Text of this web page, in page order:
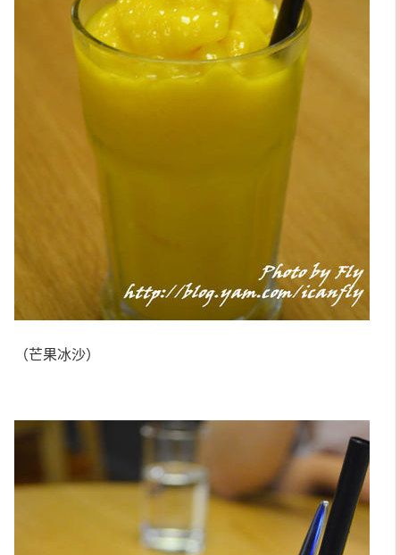
（芒果冰沙）